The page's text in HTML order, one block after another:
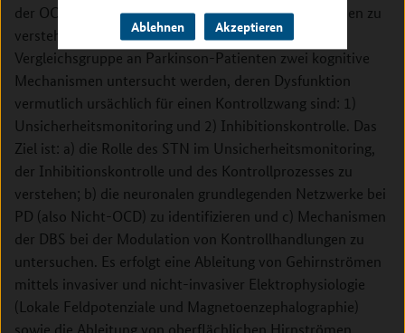
Ablehnen Akzeptieren
der OCD. Um die Rolle des STN bei Zwangssymptomen zu
verstehen, sollen zunächst an einer Nicht-OCD
Vergleichsgruppe an Parkinson-Patienten zwei kognitive
Mechanismen untersucht werden, deren Dysfunktion
vermutlich ursächlich für einen Kontrollzwang sind: 1)
Unsicherheitsmonitoring und 2) Inhibitionskontrolle. Das
Ziel ist: a) die Rolle des STN im Unsicherheitsmonitoring,
der Inhibitionskontrolle und des Kontrollprozesses zu
verstehen; b) die neuronalen grundlegenden Netzwerke bei
PD (also Nicht-OCD) zu identifizieren und c) Mechanismen
der DBS bei der Modulation von Kontrollhandlungen zu
untersuchen. Es erfolgt eine Ableitung von Gehirnströmen
mittels invasiver und nicht-invasiver Elektrophysiologie
(Lokale Feldpotenziale und Magnetoenzephalographie)
sowie die Ableitung von oberflächlichen Hirnströmen